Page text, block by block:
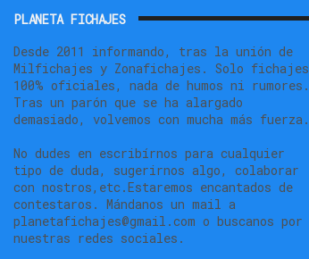
PLANETA FICHAJES
Desde 2011 informando, tras la unión de
Milfichajes y Zonafichajes. Solo fichajes
100% oficiales, nada de humos ni rumores.
Tras un parón que se ha alargado
demasiado, volvemos con mucha más fuerza.
No dudes en escribírnos para cualquier
tipo de duda, sugerirnos algo, colaborar
con nostros,etc.Estaremos encantados de
contestaros. Mándanos un mail a
planetafichajes@gmail.com o buscanos por
nuestras redes sociales.